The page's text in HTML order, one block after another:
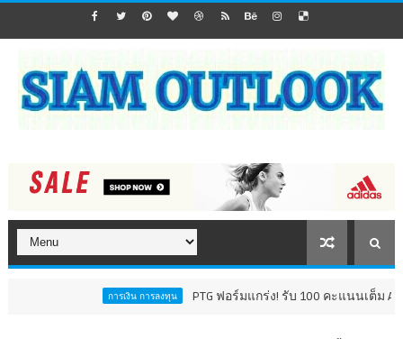
PTG ฟอร์มแกร่ง! รับ 100 คะแนนเต็ม AGM Checklist